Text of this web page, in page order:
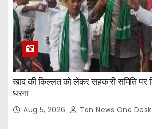
खाद की किल्लत को लेकर सहकारी समिति पर
धरना
Aug 5, 2026 Ten News One Desk